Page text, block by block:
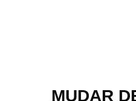
MUDAR